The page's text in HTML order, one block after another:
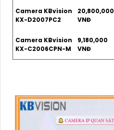
Camera KBvision
KX-D2007PC2
20,800,000
VNĐ
Camera KBvision
KX-C2006CPN-M
9,180,000
VNĐ